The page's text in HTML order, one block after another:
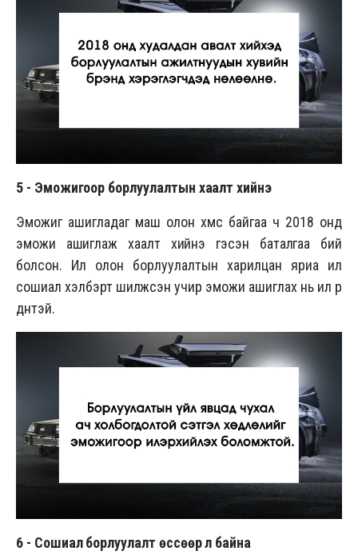
5 - Эможигоор борлуулалтын хаалт хийнэ
Эможиг ашигладаг маш олон хүмүүс байгаа ч 2018 онд
эможи ашиглаж хаалт хийнэ гэсэн баталгаа бий
болсон. Илүү олон борлуулалтын харилцан яриа илүү
сошиал хэлбэрт шилжсэн учир эможи ашиглах нь илүү үр
дүнтэй.
6 - Сошиал борлуулалт өссөөр л байна